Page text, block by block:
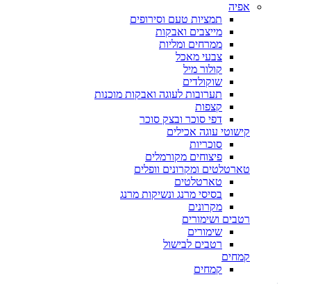
אפיה
תמציות טעם וסירופים
מייצבים ואבקות
ממרחים ומליות
צבעי מאכל
קולור מיל
שוקולדים
תערובות לעוגה ואבקות מוכנות
קצפות
דפי סוכר ובצק סוכר
קישוטי עוגה אכילים
סוכריות
פיצוחים מקורמלים
טארטלטים ומקרונים וופלים
טארטלטים
בסיסי מרנג ונשיקות מרנג
מקרונים
רטבים ושימורים
שימורים
רטבים לבישול
קמחים
קמחים